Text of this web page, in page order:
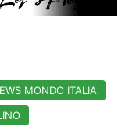
MONDO ITALIA